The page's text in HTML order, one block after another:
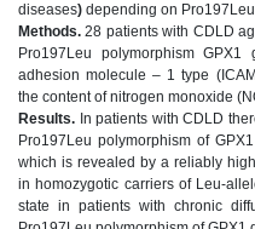
diseases) depending on
Methods. 28 patients with CDLD
Pro197Leu polymorphism
adhesion molecule – 1 type
the content of nitrogen monoxide
Results. In patients with CDLD
Pro197Leu polymorphism of
which is revealed by a reliably
in homozygotic carriers of Leu-
state in patients with chronic